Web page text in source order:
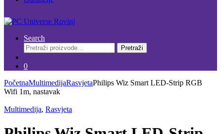
Search
Pretraži:
Pretraži
0
PočetnaMultimedijaRasvjetaPhilips Wiz Smart LED-Strip RGB
Wifi 1m, nastavak
Multimedija, Rasvjeta